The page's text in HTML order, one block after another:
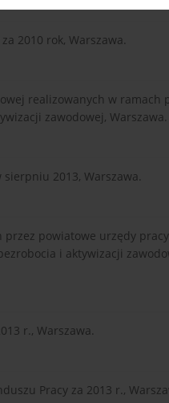
2010 rok, Warszawa.
realizowanych w ramach
zawodowej, Warszawa.
2013, Warszawa.
przez powiatowe urzędy
i aktywizacji
r., Warszawa.
Pracy za 2013 r.,